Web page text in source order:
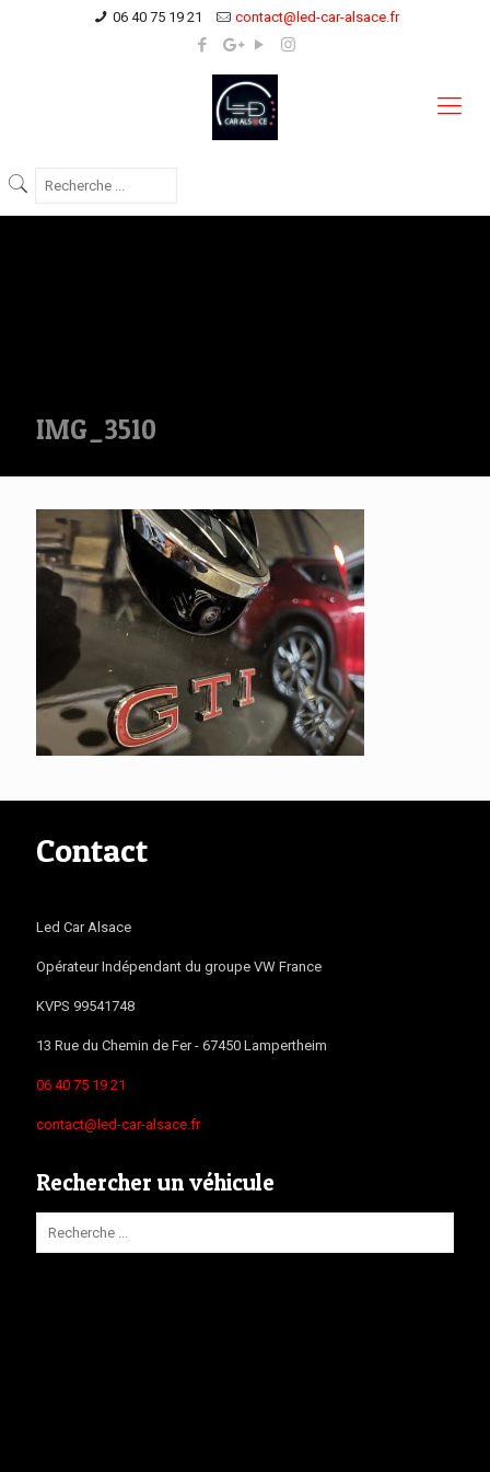
06 40 75 19 21 contact@led-car-alsace.fr
IMG_3510
Contact
Led Car Alsace
Opérateur Indépendant du groupe VW France
KVPS 99541748
13 Rue du Chemin de Fer - 67450 Lampertheim
06 40 75 19 21
contact@led-car-alsace.fr
Rechercher un véhicule